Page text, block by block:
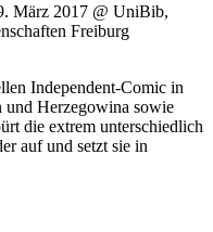
März 2017 @ UniBib,
Freiburg
Independent-Comic in
und Herzegowina sowie
die extrem unterschiedlich
auf und setzt sie in